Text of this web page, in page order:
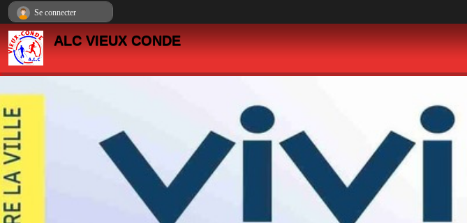
ALC VIEUX CONDE
Se connecter
Panneau de gestion des cookies